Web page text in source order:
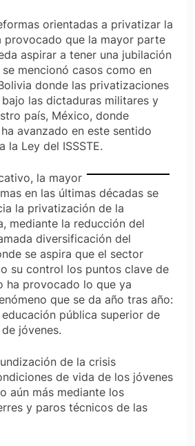
orientadas a privatizar la
provocado que la mayor parte
aspirar a tener una jubilación
mencionó casos como en
donde las privatizaciones
las dictaduras militares y
país, México, donde
avanzado en este sentido
la Ley del ISSSTE.
la mayor
en las últimas décadas se
la privatización de la
mediante la reducción del
diversificación del
se aspira que el sector
su control los puntos clave de
ha provocado lo que ya
que se da año tras año:
pública superior de
jóvenes.
de la crisis
de vida de los jóvenes
aún más mediante los
y paros técnicos de las